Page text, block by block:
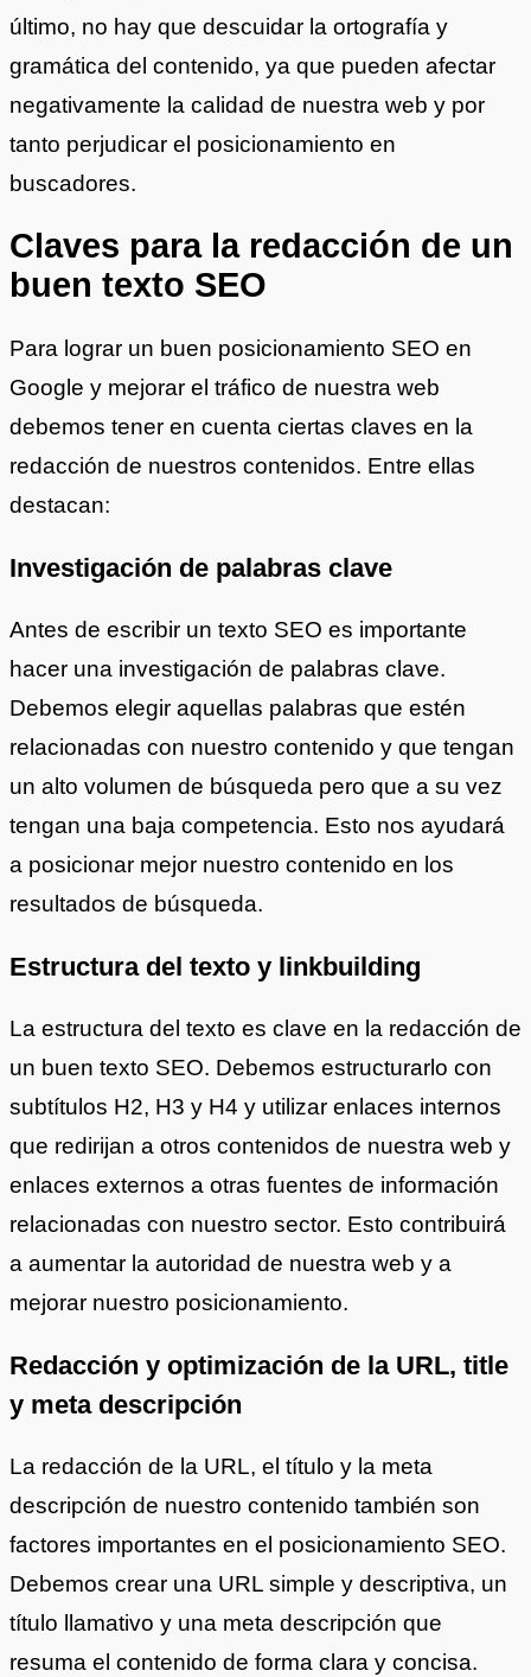
último, no hay que descuidar la ortografía y
gramática del contenido, ya que pueden afectar
negativamente la calidad de nuestra web y por
tanto perjudicar el posicionamiento en
buscadores.
Claves para la redacción de un
buen texto SEO
Para lograr un buen posicionamiento SEO en
Google y mejorar el tráfico de nuestra web
debemos tener en cuenta ciertas claves en la
redacción de nuestros contenidos. Entre ellas
destacan:
Investigación de palabras clave
Antes de escribir un texto SEO es importante
hacer una investigación de palabras clave.
Debemos elegir aquellas palabras que estén
relacionadas con nuestro contenido y que tengan
un alto volumen de búsqueda pero que a su vez
tengan una baja competencia. Esto nos ayudará
a posicionar mejor nuestro contenido en los
resultados de búsqueda.
Estructura del texto y linkbuilding
La estructura del texto es clave en la redacción de
un buen texto SEO. Debemos estructurarlo con
subtítulos H2, H3 y H4 y utilizar enlaces internos
que redirijan a otros contenidos de nuestra web y
enlaces externos a otras fuentes de información
relacionadas con nuestro sector. Esto contribuirá
a aumentar la autoridad de nuestra web y a
mejorar nuestro posicionamiento.
Redacción y optimización de la URL, title
y meta descripción
La redacción de la URL, el título y la meta
descripción de nuestro contenido también son
factores importantes en el posicionamiento SEO.
Debemos crear una URL simple y descriptiva, un
título llamativo y una meta descripción que
resuma el contenido de forma clara y concisa.